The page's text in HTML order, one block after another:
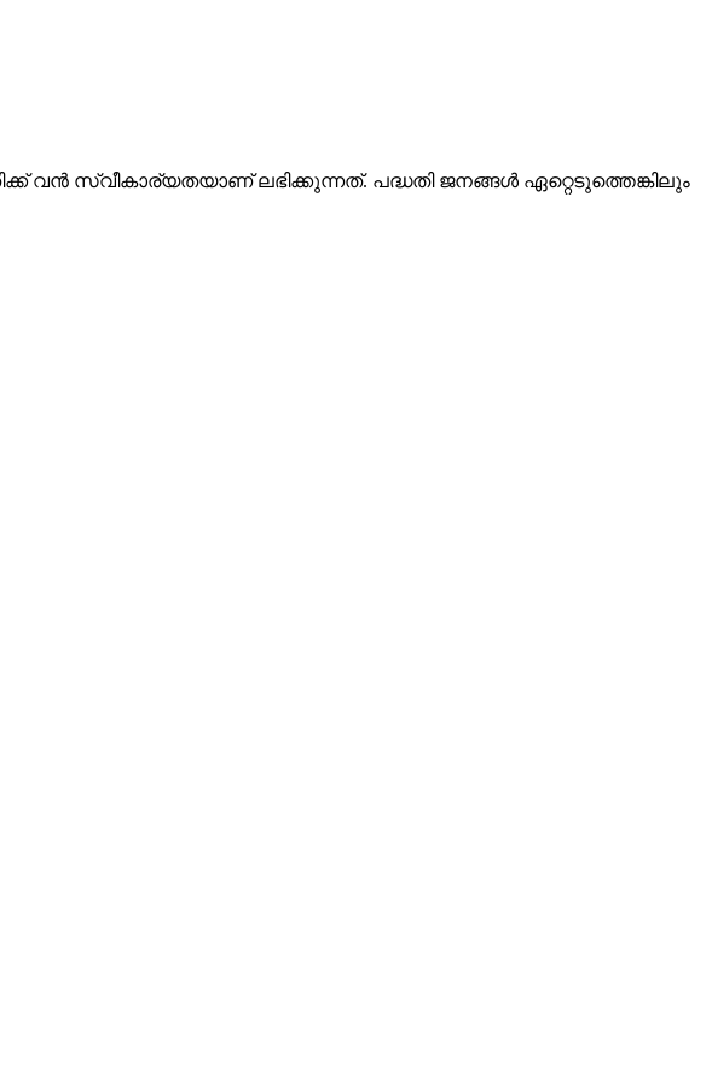
വന്‍ സ്വീകാര്യതയാണ് ലഭിക്കുന്നത്. പദ്ധതി ജനങ്ങള്‍ ഏറ്റെടുത്തെങ്കിലും